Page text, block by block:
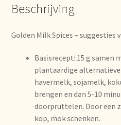
Image de marque personnelle
Impressum
Impressum
Imprint
Kontakt
Beschrijving
Golden Milk Spices – suggesties
Basisrecept: 15 g samen
plantaardige
havermelk, sojamelk,
brengen en dan 5-10
doorpruttelen. Door een
kop, mok schenken.